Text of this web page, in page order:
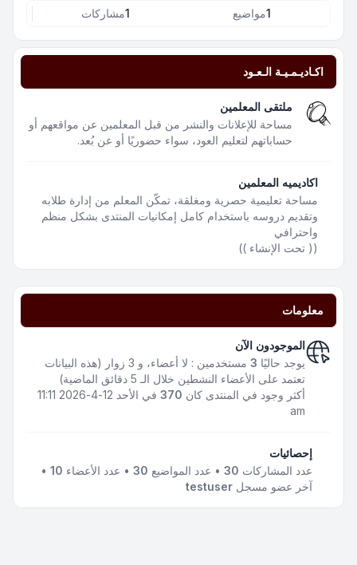
1مواضيع 1مشاركات
اكـاديـمـيـة الـعـود
ملتقى المعلمين
مساحة للإعلانات والنشر من قبل المعلمين عن مواقعهم أو
حساباتهم لتعليم العود، سواء حضوريًا أو عن بُعد.
اكاديميه المعلمين
مساحة تعليمية حصرية ومغلقة، تمكّن المعلم من إدارة طلابه
وتقديم دروسه باستخدام كامل إمكانيات المنتدى بشكل منظم
واحترافي
(( تحت الإنشاء ))
معلومات
الموجودون الآن
يوجد حاليًا 3
مستخدمين : لا أعضاء، و 3 زوار (هذه البيانات
تعتمد على الأعضاء النشطين خلال الـ 5 دقائق الماضية)
أكثر وجود في المنتدى كان 370
في الأحد 12-4-2026 11:11
am
إحصائيات
عدد المشاركات 30• عدد المواضيع 30• عدد الأعضاء 10
•
آخر عضو مسجل testuser